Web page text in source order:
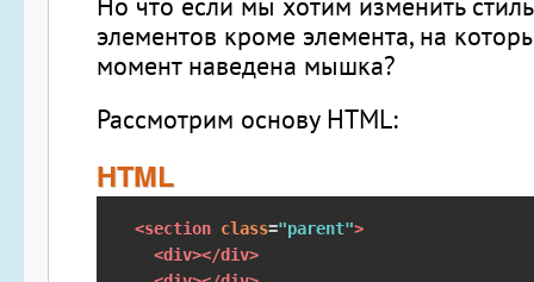
элементов кроме элемента, на
момент наведена мышка?
Рассмотрим основу HTML:
HTML
<section class="parent">
<div></div>